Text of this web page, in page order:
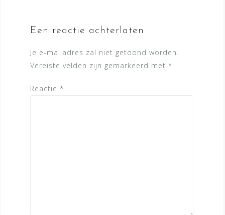
Een reactie achterlaten
Je e-mailadres zal niet getoond worden.
Vereiste velden zijn gemarkeerd met *
Reactie *